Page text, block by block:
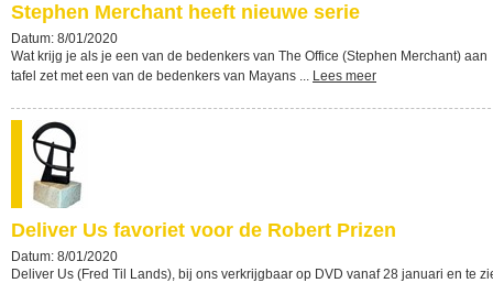
Stephen Merchant heeft nieuwe serie
Datum: 8/01/2020
Wat krijg je als je een van de bedenkers van The Office (Stephen Merchant) aan
tafel zet met een van de bedenkers van Mayans ... Lees meer
Deliver Us favoriet voor de Robert Prizen
Datum: 8/01/2020
Deliver Us (Fred Til Lands), bij ons verkrijgbaar op DVD vanaf 28 januari en te